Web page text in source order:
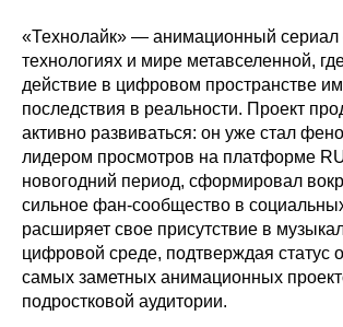
«Технолайк» — анимационный сериал
технологиях и мире метавселенной,
действие в цифровом пространстве
последствия в реальности. Проект
активно развиваться: он уже стал
лидером просмотров на платформе
новогодний период, сформировал
сильное фан-сообщество в
расширяет свое присутствие в
цифровой среде, подтверждая статус
самых заметных анимационных
подростковой аудитории.